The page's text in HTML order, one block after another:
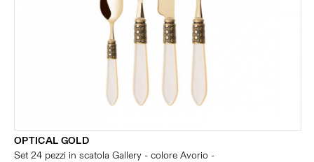
OPTICAL GOLD
Set 24 pezzi in scatola Gallery - colore Avorio -